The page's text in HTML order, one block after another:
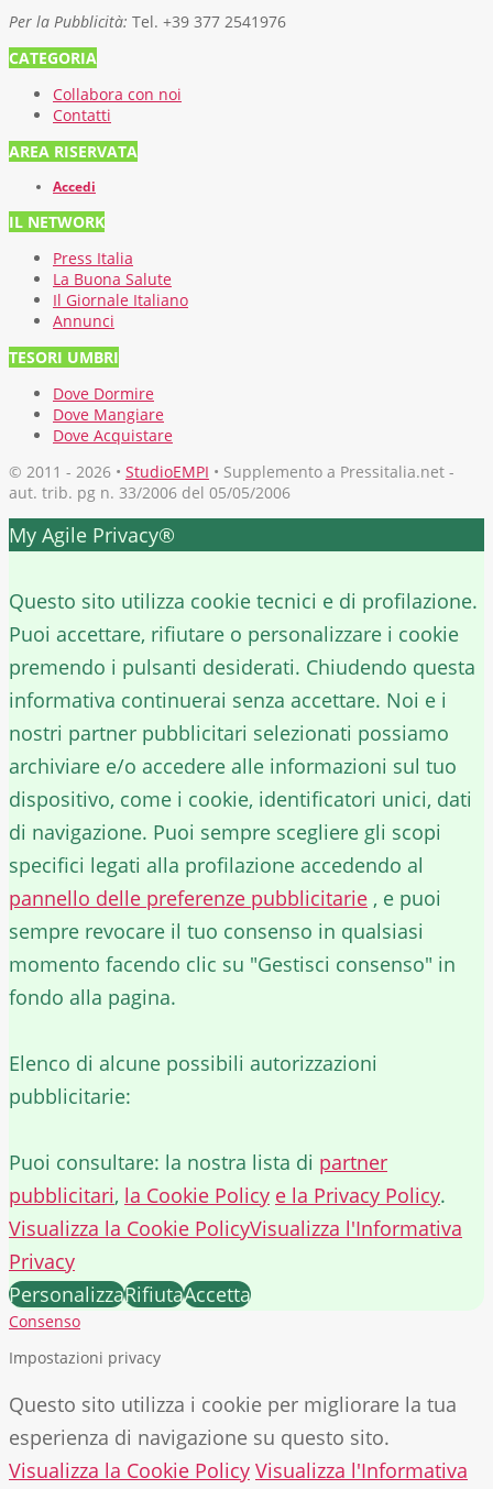
Per la Pubblicità: Tel. +39 377 2541976
CATEGORIA
Collabora con noi
Contatti
AREA RISERVATA
Accedi
IL NETWORK
Press Italia
La Buona Salute
Il Giornale Italiano
Annunci
TESORI UMBRI
Dove Dormire
Dove Mangiare
Dove Acquistare
© 2011 - 2026 • StudioEMPI • Supplemento a Pressitalia.net -
aut. trib. pg n. 33/2006 del 05/05/2006
My Agile Privacy®
Questo sito utilizza cookie tecnici e di profilazione.
Puoi accettare, rifiutare o personalizzare i cookie
premendo i pulsanti desiderati. Chiudendo questa
informativa continuerai senza accettare. Noi e i
nostri partner pubblicitari selezionati possiamo
archiviare e/o accedere alle informazioni sul tuo
dispositivo, come i cookie, identificatori unici, dati
di navigazione. Puoi sempre scegliere gli scopi
specifici legati alla profilazione accedendo al
pannello delle preferenze pubblicitarie , e puoi
sempre revocare il tuo consenso in qualsiasi
momento facendo clic su "Gestisci consenso" in
fondo alla pagina.
Elenco di alcune possibili autorizzazioni
pubblicitarie:
Puoi consultare: la nostra lista di partner
pubblicitari, la Cookie Policy e la Privacy Policy.
Visualizza la Cookie PolicyVisualizza l'Informativa
Privacy
PersonalizzaRifiutaAccetta
Consenso
Impostazioni privacy
Questo sito utilizza i cookie per migliorare la tua
esperienza di navigazione su questo sito.
Visualizza la Cookie Policy Visualizza l'Informativa